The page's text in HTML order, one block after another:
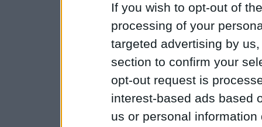
If you wish to opt-out of
processing of your
targeted advertising by
section to confirm your
opt-out request is
interest-based ads based
us or personal